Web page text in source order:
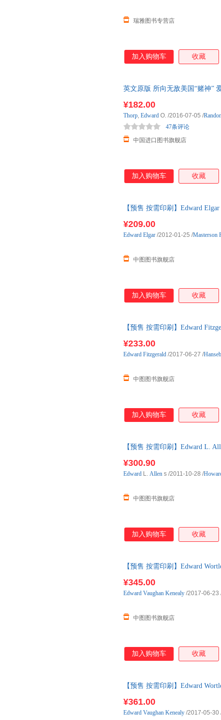
瑞雅图书专营店
加入购物车 收藏
英文原版 所向无敌美国“赌神”
¥182.00
中国进口图书旗舰店
47条评论
Thorp, Edward O. /2016-07-05 /
加入购物车 收藏
【预售 按需印刷】Edward
¥209.00
中图图书旗舰店
Edward Elgar /2012-01-25 /Masterson
加入购物车 收藏
【预售 按需印刷】Edward
¥233.00
中图图书旗舰店
Edward Fitzgerald /2017-06-27 /
加入购物车 收藏
【预售 按需印刷】Edward L.
¥300.90
中图图书旗舰店
Edward L. Allen s /2011-10-28 /
加入购物车 收藏
【预售 按需印刷】Edward
¥345.00
中图图书旗舰店
Edward Vaughan Kenealy /2017-06-23
加入购物车 收藏
【预售 按需印刷】Edward
¥361.00
Edward Vaughan Kenealy /2017-05-30